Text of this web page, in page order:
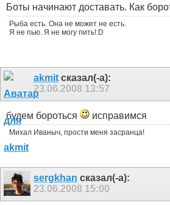
Боты начинают доставать. Как
Рыба есть. Она не может не есть.
Я не пью. Я не могу пить!:D
akmit сказал(-а):
23.06.2008 13:57
будем бороться исправимся
Михал Иваныч, прости меня засранца!
sergkhan сказал(-а):
23.06.2008 15:00